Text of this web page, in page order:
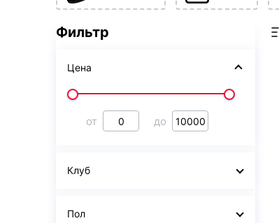
Фильтр
Цена
от до
Клуб
Пол